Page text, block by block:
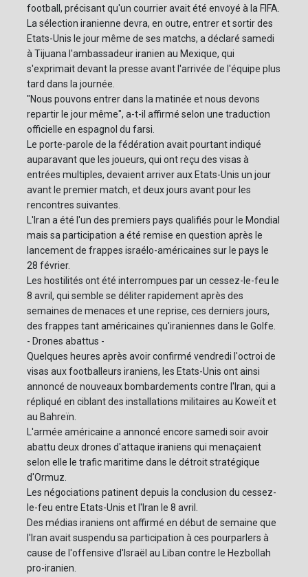
football, précisant qu'un courrier avait été envoyé à la FIFA.
La sélection iranienne devra, en outre, entrer et sortir des
Etats-Unis le jour même de ses matchs, a déclaré samedi
à Tijuana l'ambassadeur iranien au Mexique, qui
s'exprimait devant la presse avant l'arrivée de l'équipe plus
tard dans la journée.
"Nous pouvons entrer dans la matinée et nous devons
repartir le jour même", a-t-il affirmé selon une traduction
officielle en espagnol du farsi.
Le porte-parole de la fédération avait pourtant indiqué
auparavant que les joueurs, qui ont reçu des visas à
entrées multiples, devaient arriver aux Etats-Unis un jour
avant le premier match, et deux jours avant pour les
rencontres suivantes.
L'Iran a été l'un des premiers pays qualifiés pour le Mondial
mais sa participation a été remise en question après le
lancement de frappes israélo-américaines sur le pays le
28 février.
Les hostilités ont été interrompues par un cessez-le-feu le
8 avril, qui semble se déliter rapidement après des
semaines de menaces et une reprise, ces derniers jours,
des frappes tant américaines qu'iraniennes dans le Golfe.
- Drones abattus -
Quelques heures après avoir confirmé vendredi l'octroi de
visas aux footballeurs iraniens, les Etats-Unis ont ainsi
annoncé de nouveaux bombardements contre l'Iran, qui a
répliqué en ciblant des installations militaires au Koweït et
au Bahreïn.
L'armée américaine a annoncé encore samedi soir avoir
abattu deux drones d'attaque iraniens qui menaçaient
selon elle le trafic maritime dans le détroit stratégique
d'Ormuz.
Les négociations patinent depuis la conclusion du cessez-
le-feu entre Etats-Unis et l'Iran le 8 avril.
Des médias iraniens ont affirmé en début de semaine que
l'Iran avait suspendu sa participation à ces pourparlers à
cause de l'offensive d'Israël au Liban contre le Hezbollah
pro-iranien.